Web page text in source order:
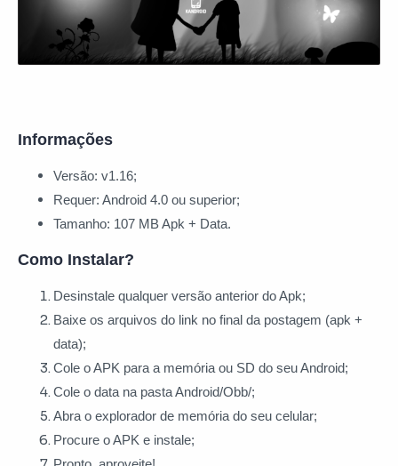
Informações
Versão: v1.16;
Requer: Android 4.0 ou superior;
Tamanho: 107 MB Apk + Data.
Como Instalar?
Desinstale qualquer versão anterior do Apk;
Baixe os arquivos do link no final da postagem (apk +
data);
Cole o APK para a memória ou SD do seu Android;
Cole o data na pasta Android/Obb/;
Abra o explorador de memória do seu celular;
Procure o APK e instale;